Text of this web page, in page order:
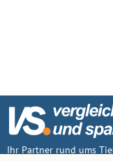
Ihr Partner rund ums